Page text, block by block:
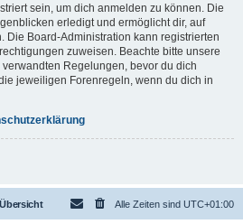
sein, um dich anmelden zu können. Die
erledigt und ermöglicht dir, auf
Die Board-Administration kann registrierten
zuweisen. Beachte bitte unsere
Regelungen, bevor du dich
jeweiligen Forenregeln, wenn du dich in
Alle Zeiten sind UTC+01:00